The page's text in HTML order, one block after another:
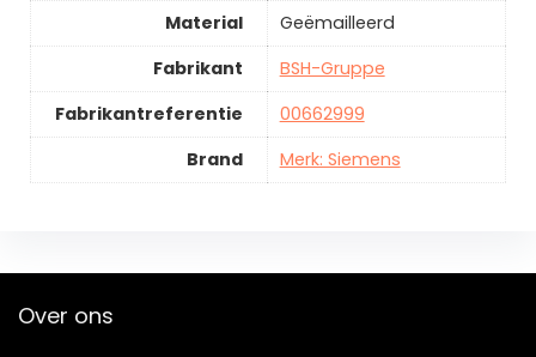
Material
Geëmailleerd
Fabrikant
BSH-Gruppe
Fabrikantreferentie
00662999
Brand
Merk: Siemens
Over ons